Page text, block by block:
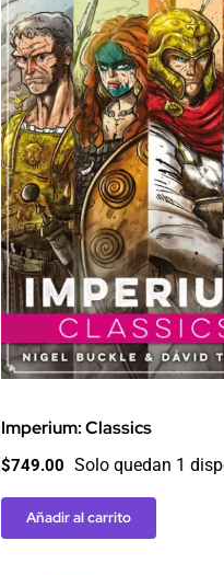
Imperium: Classics
$749.00 Solo quedan 1
Añadir al carrito